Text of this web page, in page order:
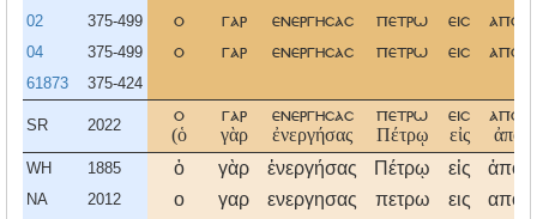
02 375-499 ο γαρ ενεργησασ πετρω εισ
04 375-499 ο γαρ ενεργησασ πετρω εισ
61873 375-424
SR 2022
ο
(ὁ
γαρ
γὰρ
ενεργησασ
ἐνεργήσας
πετρω
Πέτρῳ
εισ
εἰς
WH 1885 ὁ γὰρ ἐνεργήσας Πέτρῳ εἰς
NA 2012 ο γαρ ενεργησας πετρω εις